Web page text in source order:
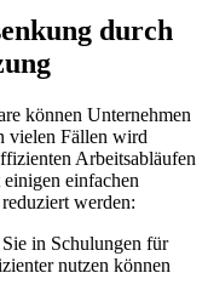
durch
können Unternehmen
vielen Fällen wird
Arbeitsabläufen
einfachen
werden:
​in Schulungen für‍
nutzen⁢ können